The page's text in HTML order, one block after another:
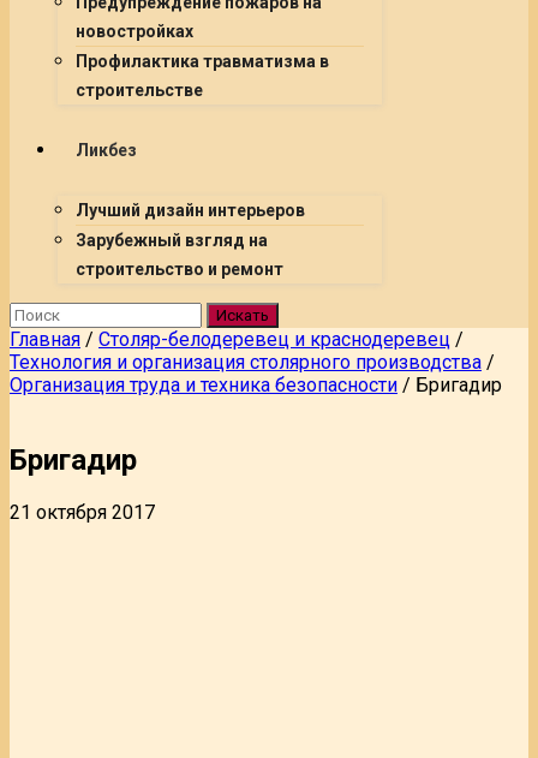
новостройках
Профилактика травматизма в
строительстве
Ликбез
Лучший дизайн интерьеров
Зарубежный взгляд на
строительство и ремонт
Искать
Главная / Столяр-белодеревец и краснодеревец /
Технология и организация столярного производства /
Организация труда и техника безопасности / Бригадир
Бригадир
21 октября 2017